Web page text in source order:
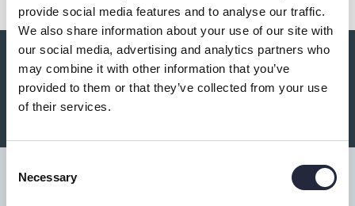
provide social media features and to analyse our traffic.
We also share information about your use of our site with
our social media, advertising and analytics partners who
may combine it with other information that you’ve
provided to them or that they’ve collected from your use
of their services.
Selection
Necessary
Du kanske också är intresserad av: